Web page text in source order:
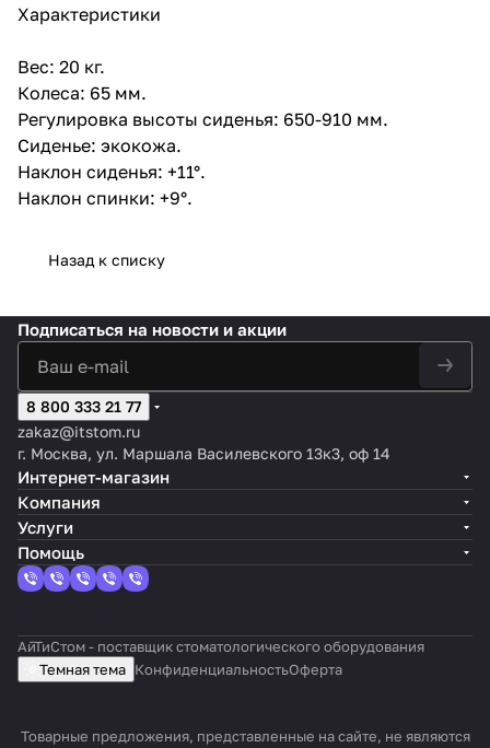
Характеристики
Вес: 20 кг.
Колеса: 65 мм.
Регулировка высоты сиденья: 650-910 мм.
Сиденье: экокожа.
Наклон сиденья: +11°.
Наклон спинки: +9°.
Назад к списку
Подписаться на новости и акции
8 800 333 21 77
zakaz@itstom.ru
г. Москва, ул. Маршала Василевского 13к3, оф 14
Интернет-магазин
Компания
Услуги
Помощь
АйТиСтом - поставщик стоматологического оборудования
Темная тема КонфиденциальностьОферта
Товарные предложения, представленные на сайте, не являются